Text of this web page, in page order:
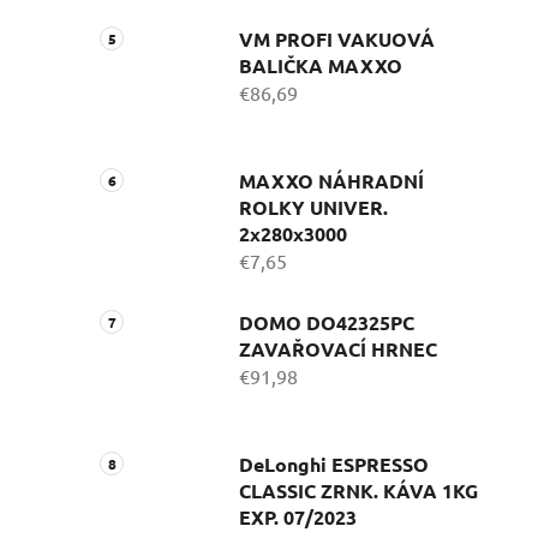
VM PROFI VAKUOVÁ
BALIČKA MAXXO
€86,69
MAXXO NÁHRADNÍ
ROLKY UNIVER.
2x280x3000
€7,65
DOMO DO42325PC
ZAVAŘOVACÍ HRNEC
€91,98
DeLonghi ESPRESSO
CLASSIC ZRNK. KÁVA 1KG
EXP. 07/2023